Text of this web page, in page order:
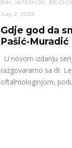
BIH , INTERVJU ,
July 2, 2026
Gdje god da
Pašić-Muradić
U novom izdanju
razgovaramo sa dr.
oftalmologinjom,